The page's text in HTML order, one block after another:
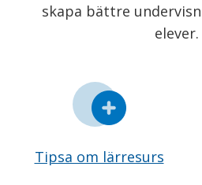
skapa bättre
elever.
Tipsa om lärresurs